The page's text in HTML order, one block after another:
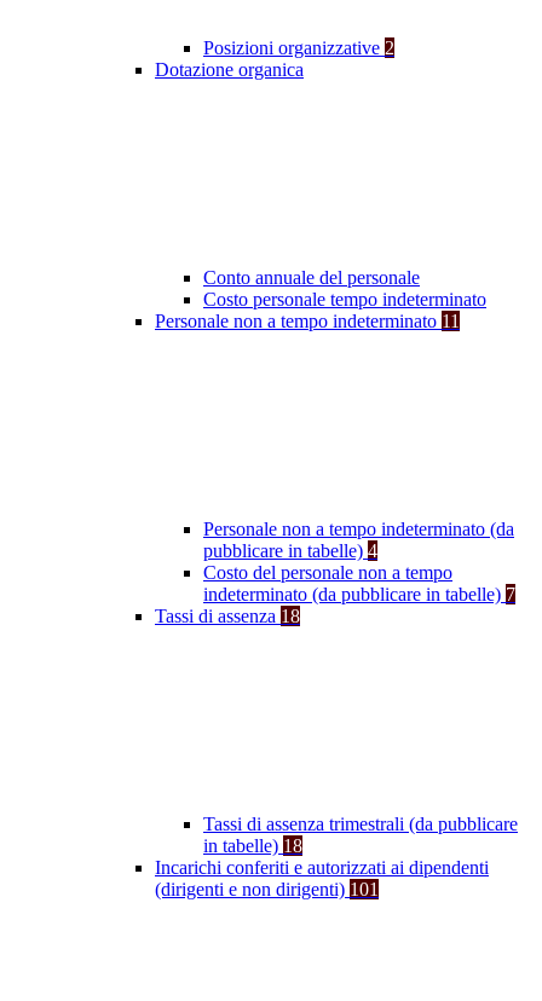
Posizioni organizzative 2
Dotazione organica
Conto annuale del personale
Costo personale tempo indeterminato
Personale non a tempo indeterminato 11
Personale non a tempo indeterminato (da
pubblicare in tabelle) 4
Costo del personale non a tempo
indeterminato (da pubblicare in tabelle) 7
Tassi di assenza 18
Tassi di assenza trimestrali (da pubblicare
in tabelle) 18
Incarichi conferiti e autorizzati ai dipendenti
(dirigenti e non dirigenti) 101